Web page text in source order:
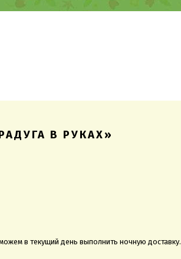
В РУКАХ»
в текущий день выполнить ночную доставку.